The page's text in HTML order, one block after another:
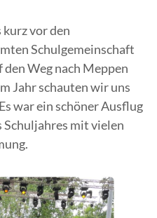
vor den
Schulgemeinschaft
Weg nach Meppen
Jahr schauten wir uns
war ein schöner Ausflug
Schuljahres mit vielen